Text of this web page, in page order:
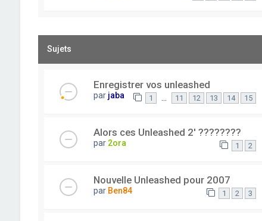
Sujets
Enregistrer vos unleashed
par jaba 1 11 12 13 14 15
Alors ces Unleashed 2' ????????
par 2ora 1 2
Nouvelle Unleashed pour 2007
par Ben84 1 2 3